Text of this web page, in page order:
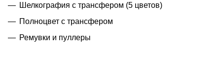
Шелкография с трансфером (5 цветов)
Полноцвет с трансфером
Ремувки и пуллеры